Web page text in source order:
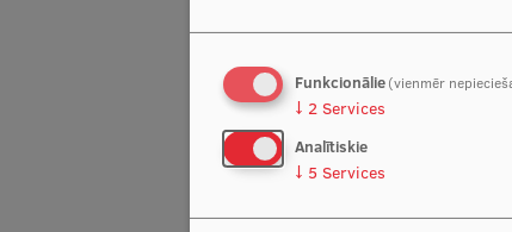
Funkcionālie(vienmēr
↓ 2 Services
Analītiskie
↓ 5 Services